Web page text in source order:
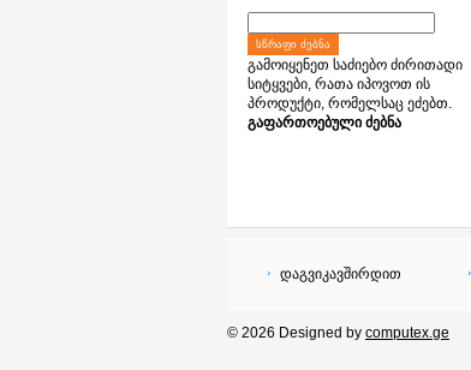
ᲡᲬᲠᲐᲤᲘ ᲫᲔᲑᲜᲐ
გამოიყენეთ საძიებო ძირითადი
სიტყვები, რათა იპოვოთ ის
პროდუქტი, რომელსაც ეძებთ.
გაფართოებული ძებნა
დაგვიკავშირდით
© 2026 Designed by computex.ge